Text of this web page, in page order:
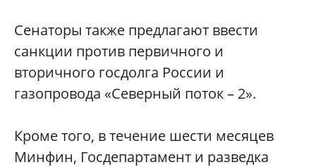
Сенаторы также предлагают ввести
санкции против первичного и
вторичного госдолга России и
газопровода «Северный поток – 2».
Кроме того, в течение шести месяцев
Минфин, Госдепартамент и разведка